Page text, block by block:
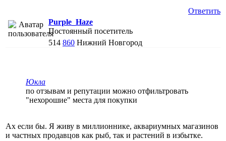
Ответить
Purple_Haze
Постоянный посетитель
514 860 Нижний Новгород
Юкла
по отзывам и репутации можно отфильтровать
"нехорошие" места для покупки
Ах если бы. Я живу в миллионнике, аквариумных магазинов
и частных продавцов как рыб, так и растений в избытке.